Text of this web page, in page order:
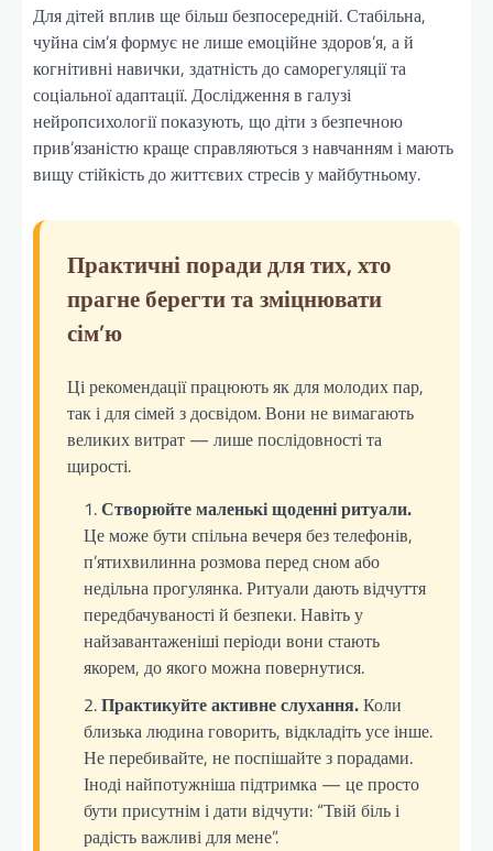
Для дітей вплив ще більш безпосередній. Стабільна,
чуйна сім’я формує не лише емоційне здоров’я, а й
когнітивні навички, здатність до саморегуляції та
соціальної адаптації. Дослідження в галузі
нейропсихології показують, що діти з безпечною
прив’язаністю краще справляються з навчанням і мають
вищу стійкість до життєвих стресів у майбутньому.
Практичні поради для тих, хто
прагне берегти та зміцнювати
сім’ю
Ці рекомендації працюють як для молодих пар,
так і для сімей з досвідом. Вони не вимагають
великих витрат — лише послідовності та
щирості.
Створюйте маленькі щоденні ритуали.
Це може бути спільна вечеря без телефонів,
п’ятихвилинна розмова перед сном або
недільна прогулянка. Ритуали дають відчуття
передбачуваності й безпеки. Навіть у
найзавантаженіші періоди вони стають
якорем, до якого можна повернутися.
Практикуйте активне слухання.Коли
близька людина говорить, відкладіть усе інше.
Не перебивайте, не поспішайте з порадами.
Іноді найпотужніша підтримка — це просто
бути присутнім і дати відчути: “Твій біль і
радість важливі для мене”.